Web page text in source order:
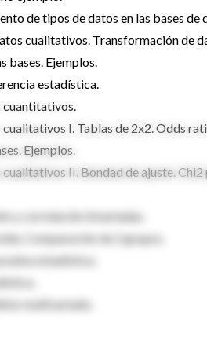
de tipos de datos en las bases de
cualitativos. Transformación de
bases. Ejemplos.
estadística.
I. Tablas de 2x2. Odds
Ejemplos.
II. Bondad de ajuste.
y correlación bivariadas.
Comparación de 2 grupos.
estadística.
multivariado.